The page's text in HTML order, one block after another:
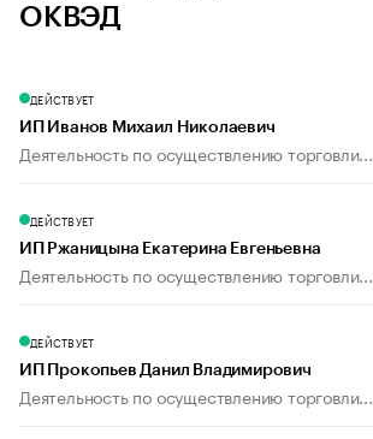
ОКВЭД
ДЕЙСТВУЕТ
ИП Иванов Михаил Николаевич
Деятельность по осуществлению торговли...
ДЕЙСТВУЕТ
ИП Ржаницына Екатерина Евгеньевна
Деятельность по осуществлению торговли...
ДЕЙСТВУЕТ
ИП Прокопьев Данил Владимирович
Деятельность по осуществлению торговли...